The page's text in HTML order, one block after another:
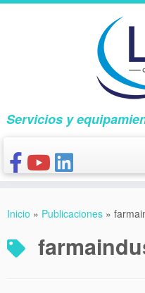
Saltar
Servicios y
CONÓCENOS
NUESTROS PRODUCTOS
Inicio » Publicaciones »